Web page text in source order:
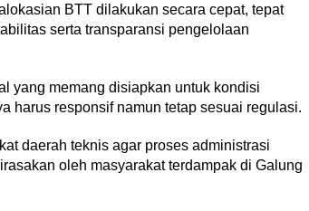
BTT dilakukan secara cepat, tepat
serta transparansi pengelolaan
yang memang disiapkan untuk kondisi
harus responsif namun tetap sesuai regulasi.
daerah teknis agar proses administrasi
oleh masyarakat terdampak di Galung